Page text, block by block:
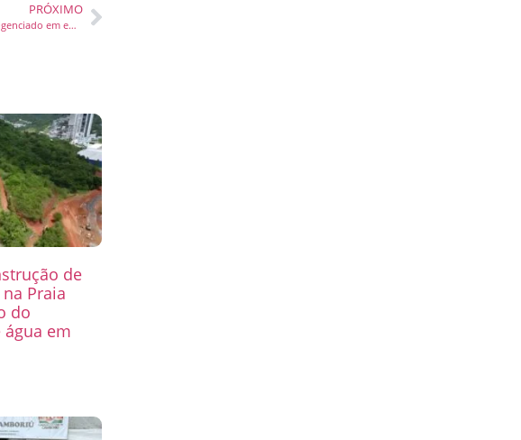
PRÓXIMO
Construtora prioriza “well living” e valoriza espaço mais negligenciado em empreendimento. Conheça.
de
Praia
do
em